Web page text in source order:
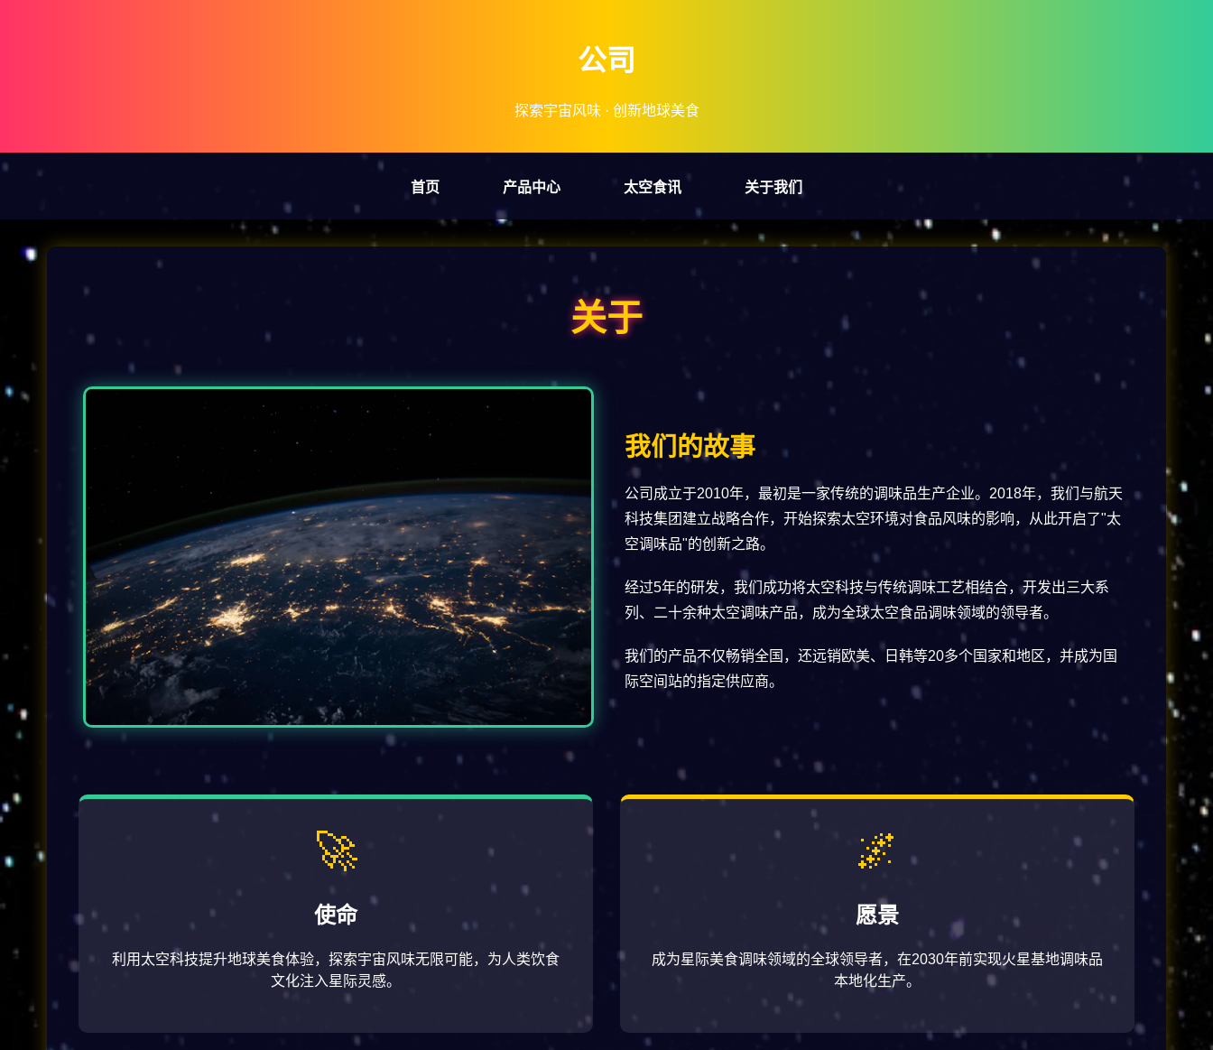
公司
探索宇宙风味 · 创新地球美食
首页 产品中心 太空食讯 关于我们
关于
我们的故事
公司成立于2010年，最初是一家传统的调味品生产企业。2018年，我们与航天
科技集团建立战略合作，开始探索太空环境对食品风味的影响，从此开启了"太
空调味品"的创新之路。
经过5年的研发，我们成功将太空科技与传统调味工艺相结合，开发出三大系
列、二十余种太空调味产品，成为全球太空食品调味领域的领导者。
我们的产品不仅畅销全国，还远销欧美、日韩等20多个国家和地区，并成为国
际空间站的指定供应商。
🚀
使命
利用太空科技提升地球美食体验，探索宇宙风味无限可能，为人类饮食
文化注入星际灵感。
🌌
愿景
成为星际美食调味领域的全球领导者，在2030年前实现火星基地调味品
本地化生产。